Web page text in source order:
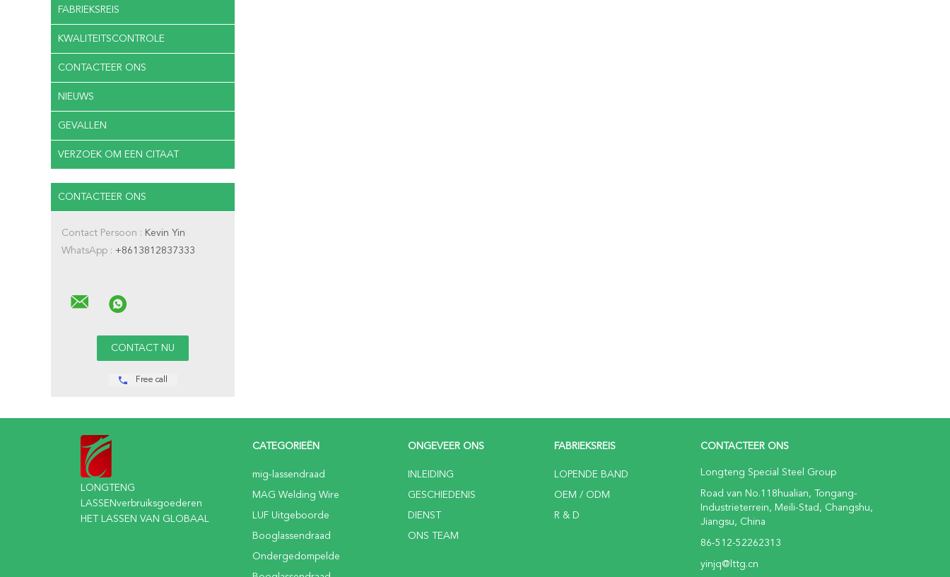
FABRIEKSREIS
KWALITEITSCONTROLE
CONTACTEER ONS
NIEUWS
GEVALLEN
VERZOEK OM EEN CITAAT
CONTACTEER ONS
Contact Persoon : Kevin Yin
WhatsApp : +8613812837333
Free call
LONGTENG
LASSENverbruiksgoederen
HET LASSEN VAN GLOBAAL
CATEGORIEËN
mig-lassendraad
MAG Welding Wire
LUF Uitgeboorde
Booglassendraad
Ondergedompelde
ONGEVEER ONS
INLEIDING
GESCHIEDENIS
DIENST
ONS TEAM
FABRIEKSREIS
LOPENDE BAND
OEM / ODM
R & D
CONTACTEER ONS
Longteng Special Steel Group
Road van No.118hualian, Tongang-
Industrieterrein, Meili-Stad, Changshu,
Jiangsu, China
86-512-52262313
yinjq@lttg.cn